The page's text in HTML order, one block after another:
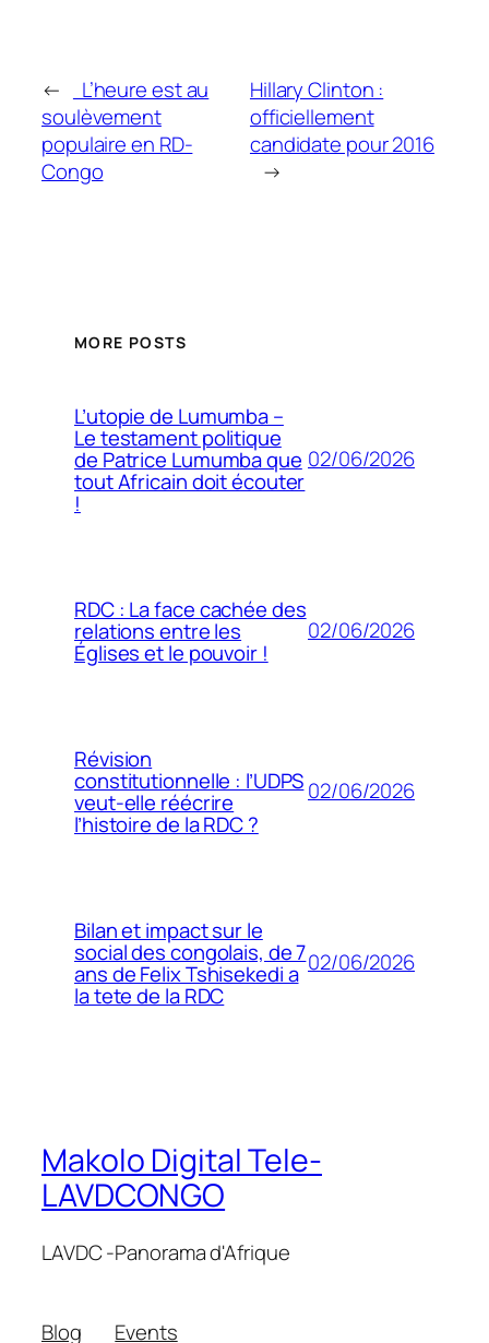
←
L’heure est au
soulèvement
populaire en RD-
Congo
Hillary Clinton :
officiellement
candidate pour 2016
→
MORE POSTS
L’utopie de Lumumba –
Le testament politique
de Patrice Lumumba que
tout Africain doit écouter
!
02/06/2026
RDC : La face cachée des
relations entre les
Églises et le pouvoir !
02/06/2026
Révision
constitutionnelle : l’UDPS
veut-elle réécrire
l’histoire de la RDC ?
02/06/2026
Bilan et impact sur le
social des congolais, de 7
ans de Felix Tshisekedi a
la tete de la RDC
02/06/2026
Makolo Digital Tele-
LAVDCONGO
LAVDC -Panorama d'Afrique
Blog Events